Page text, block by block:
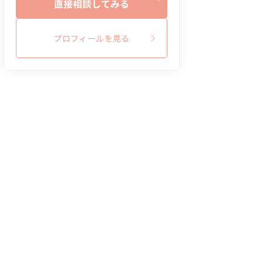
直接相談してみる
プロフィールを見る